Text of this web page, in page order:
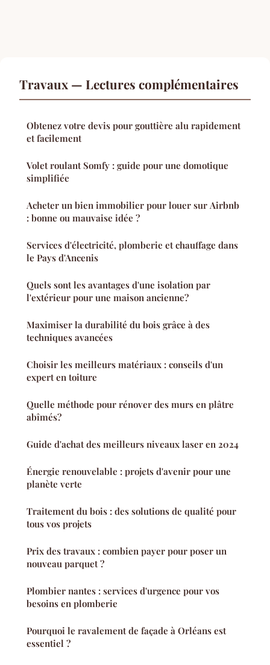
Travaux — Lectures complémentaires
Obtenez votre devis pour gouttière alu rapidement
et facilement
Volet roulant Somfy : guide pour une domotique
simplifiée
Acheter un bien immobilier pour louer sur Airbnb
: bonne ou mauvaise idée ?
Services d'électricité, plomberie et chauffage dans
le Pays d'Ancenis
Quels sont les avantages d'une isolation par
l'extérieur pour une maison ancienne?
Maximiser la durabilité du bois grâce à des
techniques avancées
Choisir les meilleurs matériaux : conseils d'un
expert en toiture
Quelle méthode pour rénover des murs en plâtre
abîmés?
Guide d'achat des meilleurs niveaux laser en 2024
Énergie renouvelable : projets d'avenir pour une
planète verte
Traitement du bois : des solutions de qualité pour
tous vos projets
Prix des travaux : combien payer pour poser un
nouveau parquet ?
Plombier nantes : services d'urgence pour vos
besoins en plomberie
Pourquoi le ravalement de façade à Orléans est
essentiel ?